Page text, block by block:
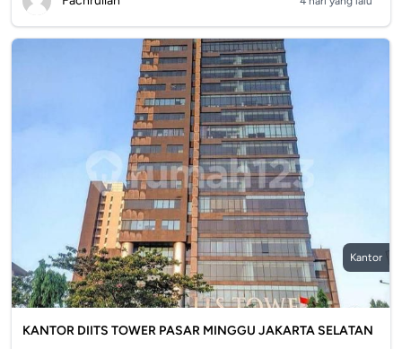
Kantor
KANTOR DIITS TOWER PASAR MINGGU JAKARTA SELATAN